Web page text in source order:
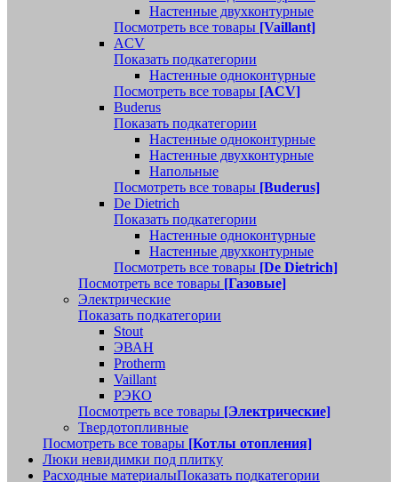
Настенные двухконтурные
Посмотреть все товары [Vaillant]
ACV
Показать подкатегории
Настенные одноконтурные
Посмотреть все товары [ACV]
Buderus
Показать подкатегории
Настенные одноконтурные
Настенные двухконтурные
Напольные
Посмотреть все товары [Buderus]
De Dietrich
Показать подкатегории
Настенные одноконтурные
Настенные двухконтурные
Посмотреть все товары [De Dietrich]
Посмотреть все товары [Газовые]
Электрические
Показать подкатегории
Stout
ЭВАН
Protherm
Vaillant
РЭКО
Посмотреть все товары [Электрические]
Твердотопливные
Посмотреть все товары [Котлы отопления]
Люки невидимки под плитку
Расходные материалыПоказать подкатегории